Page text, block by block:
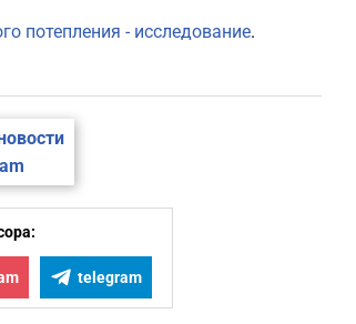
потепления - исследование.
telegram